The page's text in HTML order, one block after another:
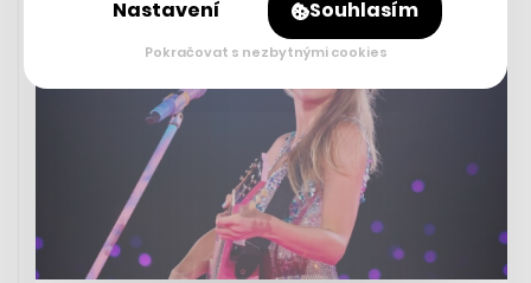
Nastavení Souhlasím
Pokračovat s nezbytnými cookies